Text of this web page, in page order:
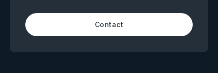
Contact